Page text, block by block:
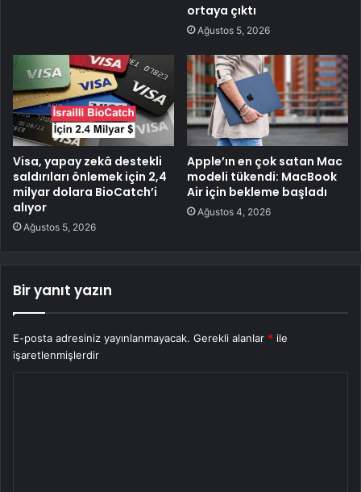
ortaya çıktı
Ağustos 5, 2026
Visa, yapay zekâ destekli
saldırıları önlemek için 2,4
milyar dolara BioCatch’i
alıyor
Ağustos 5, 2026
Apple’ın en çok satan Mac
modeli tükendi: MacBook
Air için bekleme başladı
Ağustos 4, 2026
Bir yanıt yazın
E-posta adresiniz yayınlanmayacak. Gerekli alanlar * ile
işaretlenmişlerdir